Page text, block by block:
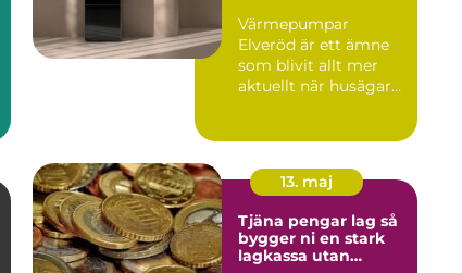
Värmepumpar
Elveröd är ett ämne
som blivit allt mer
aktuellt när husägare
13. maj
Tjäna pengar lag så
bygger ni en stark
lagkassa utan